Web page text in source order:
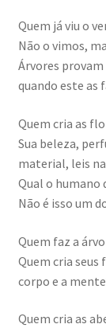
Quem já viu o
Não o vimos,
Árvores provam
quando este as
Quem cria as
Sua beleza,
material, leis
Qual o humano
Não é isso um
Quem faz a
Quem cria seus
corpo e a
Quem cria as